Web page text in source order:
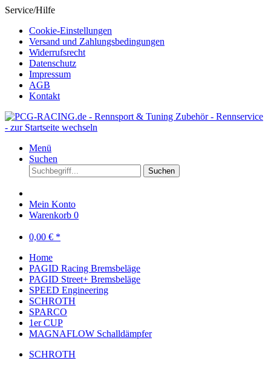
Service/Hilfe
Cookie-Einstellungen
Versand und Zahlungsbedingungen
Widerrufsrecht
Datenschutz
Impressum
AGB
Kontakt
Menü
Suchen
Suchen
Mein Konto
Warenkorb 0
0,00 € *
Home
PAGID Racing Bremsbeläge
PAGID Street+ Bremsbeläge
SPEED Engineering
SCHROTH
SPARCO
1er CUP
MAGNAFLOW Schalldämpfer
SCHROTH